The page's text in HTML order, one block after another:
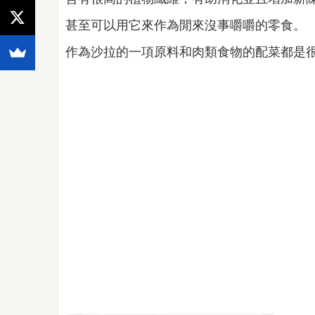
甚至可以用它來作為閒來沒事嚼嚼的零食。
作為沙拉的一項原料和肉類食物的配菜都是